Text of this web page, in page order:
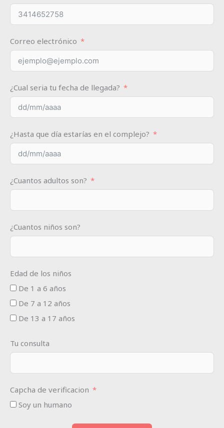
Correo electrónico
¿Cual seria tu fecha de llegada?
¿Hasta que día estarías en el complejo?
¿Cuantos adultos son?
¿Cuantos niños son?
Edad de los niños
De 1 a 6 años
De 7 a 12 años
De 13 a 17 años
Tu consulta
Capcha de verificacion
Soy un humano